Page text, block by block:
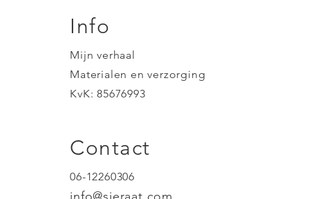
Info
Mijn verhaal
Materialen en verzorging
KvK: 85676993
Contact
06-12260306